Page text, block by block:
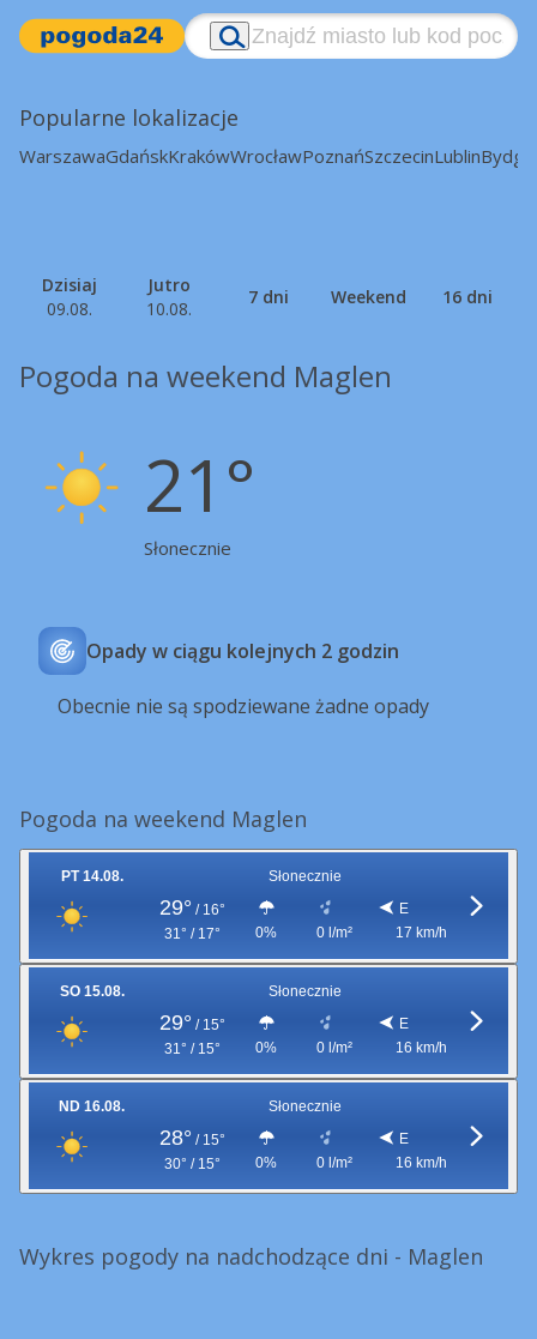
Popularne lokalizacje
WarszawaGdańskKrakówWrocławPoznańSzczecinLublin
Dzisiaj
09.08.
Jutro
10.08.
7 dni Weekend 16 dni
Pogoda na weekend Maglen
21°
Słonecznie
Opady w ciągu kolejnych 2 godzin
Obecnie nie są spodziewane żadne opady
Pogoda na weekend Maglen
PT 14.08. Słonecznie
29° / 16°
31° / 17°
0% 0 l/m²
E
17 km/h
SO 15.08. Słonecznie
29° / 15°
31° / 15°
0% 0 l/m²
E
16 km/h
ND 16.08. Słonecznie
28° / 15°
30° / 15°
0% 0 l/m²
E
16 km/h
Wykres pogody na nadchodzące dni - Maglen